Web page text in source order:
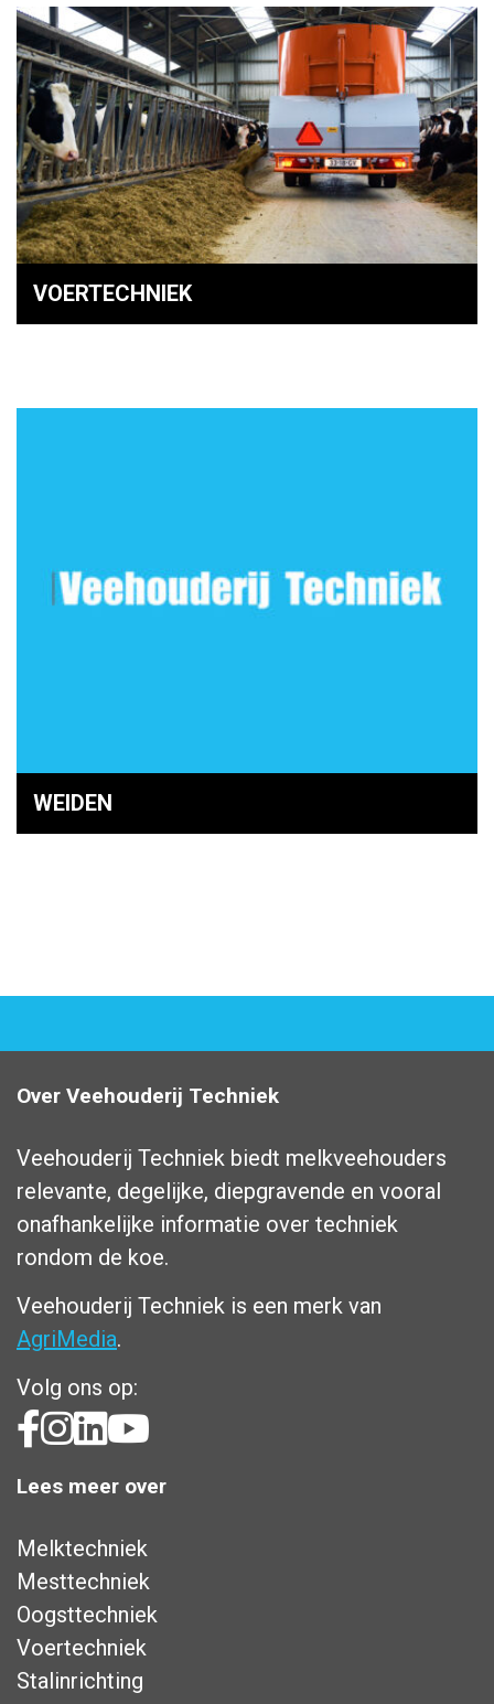
VOERTECHNIEK
WEIDEN
Over Veehouderij Techniek
Veehouderij Techniek biedt melkveehouders
relevante, degelijke, diepgravende en vooral
onafhankelijke informatie over techniek
rondom de koe.
Veehouderij Techniek is een merk van
AgriMedia.
Volg ons op:
Lees meer over
Melktechniek
Mesttechniek
Oogsttechniek
Voertechniek
Stalinrichting